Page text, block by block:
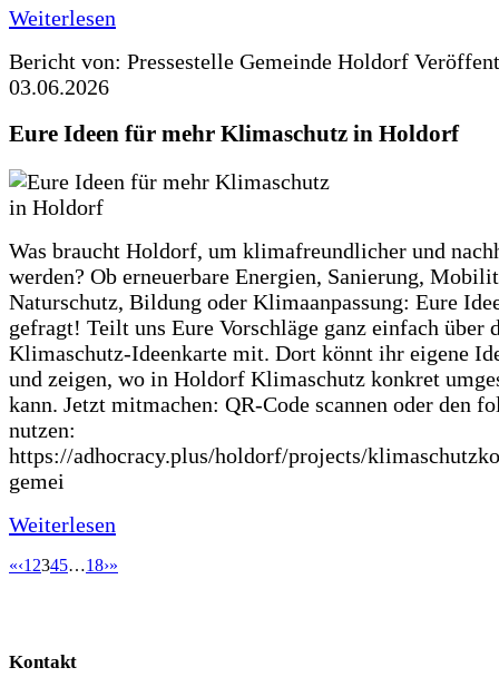
Weiterlesen
Bericht von: Pressestelle Gemeinde Holdorf
03.06.2026
Eure Ideen für mehr Klimaschutz in Holdorf
Was braucht Holdorf, um klimafreundlicher und
werden? Ob erneuerbare Energien, Sanierung,
Naturschutz, Bildung oder Klimaanpassung: Eure
gefragt! Teilt uns Eure Vorschläge ganz einfach über
Klimaschutz-Ideenkarte mit. Dort könnt ihr eigene
und zeigen, wo in Holdorf Klimaschutz konkret
kann. Jetzt mitmachen: QR-Code scannen oder den
nutzen:
https://adhocracy.plus/holdorf/projects/
gemei
Weiterlesen
«‹1 2345…18›»
Kontakt